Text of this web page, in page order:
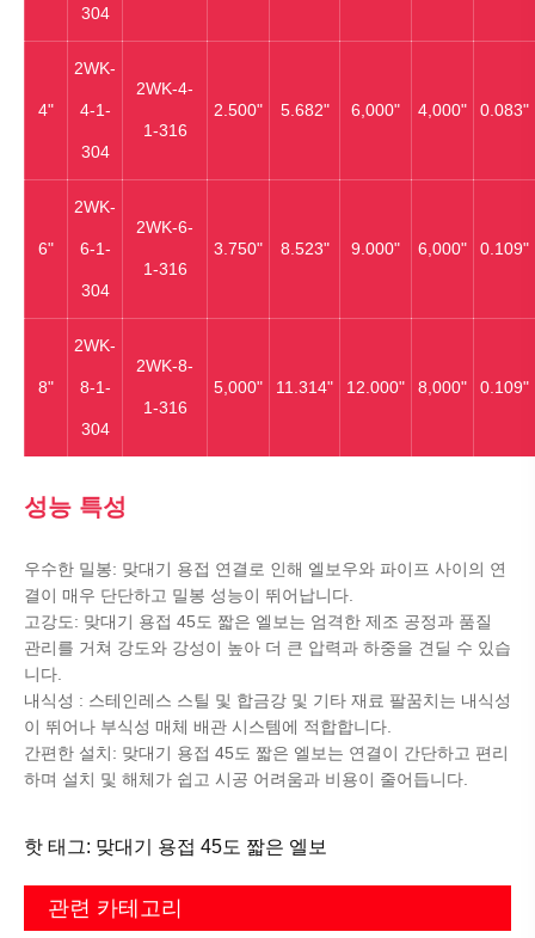
304
4"
2WK‐
4-1-
304
2WK‐4-
1-316
2.500" 5.682" 6,000" 4,000" 0.083"
6"
2WK‐
6-1-
304
2WK‐6-
1-316
3.750" 8.523" 9.000" 6,000" 0.109"
8"
2WK‐
8-1-
304
2WK‐8-
1-316
5,000" 11.314" 12.000" 8,000" 0.109"
성능 특성
우수한 밀봉: 맞대기 용접 연결로 인해 엘보우와 파이프 사이의 연
결이 매우 단단하고 밀봉 성능이 뛰어납니다.
고강도: 맞대기 용접 45도 짧은 엘보는 엄격한 제조 공정과 품질
관리를 거쳐 강도와 강성이 높아 더 큰 압력과 하중을 견딜 수 있습
니다.
내식성 : 스테인레스 스틸 및 합금강 및 기타 재료 팔꿈치는 내식성
이 뛰어나 부식성 매체 배관 시스템에 적합합니다.
간편한 설치: 맞대기 용접 45도 짧은 엘보는 연결이 간단하고 편리
하며 설치 및 해체가 쉽고 시공 어려움과 비용이 줄어듭니다.
핫 태그: 맞대기 용접 45도 짧은 엘보
관련 카테고리